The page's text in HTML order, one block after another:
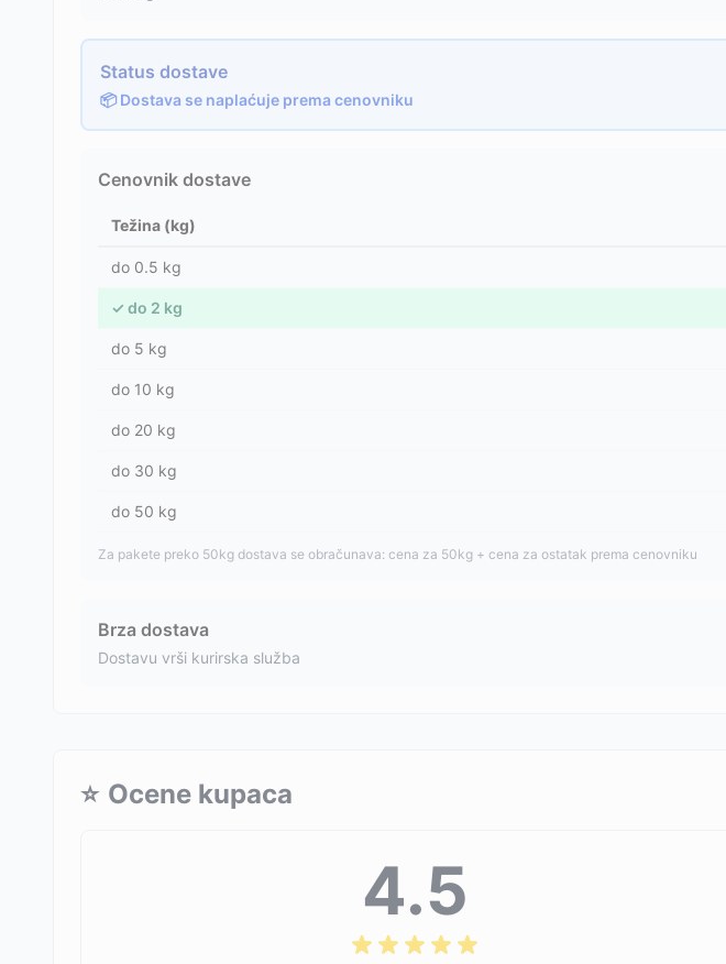
Status dostave
📦 Dostava se naplaćuje prema cenovniku
Cenovnik dostave
Težina (kg)
do 0.5 kg
✓ do 2 kg
do 5 kg
do 10 kg
do 20 kg
do 30 kg
do 50 kg
Za pakete preko 50kg dostava se obračunava: cena za 50kg + cena za ostatak prema cenovniku
Brza dostava
Dostavu vrši kurirska služba
⭐ Ocene kupaca
4.5